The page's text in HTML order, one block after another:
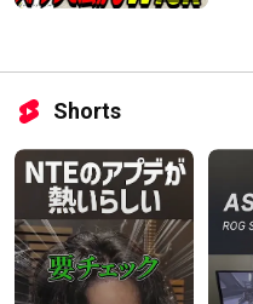
Shorts